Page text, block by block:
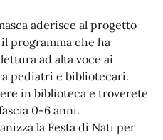
aderisce al progetto
programma che ha
ad alta voce ai
pediatri e bibliotecari.
in biblioteca e troverete
0-6 anni.
la Festa di Nati per